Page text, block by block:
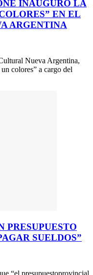
INAUGURÓ LA
EN EL
ARGENTINA
Nueva Argentina,
colores” a cargo del
PRESUPUESTO
SUELDOS”
“el presupuestoprovincial